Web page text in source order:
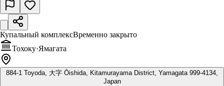
Купальный комплексВременно закрыто
Тохоку·Ямагата
884-1 Toyoda, 大字 Ōishida, Kitamurayama District, Yamagata 999-4134,
Japan